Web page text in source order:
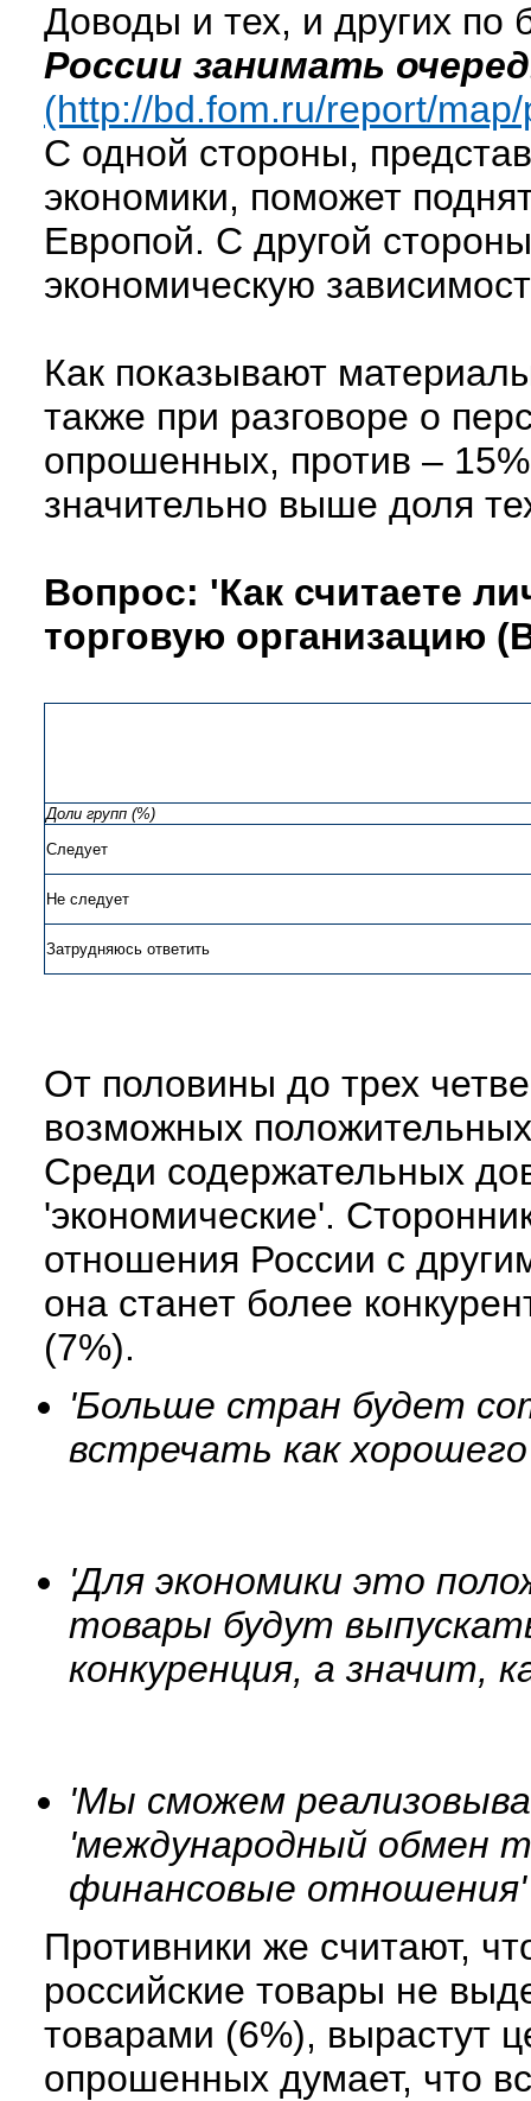
Доводы и тех, и других
России занимать
(http://bd.fom.ru/report/
С одной стороны,
экономики, поможет
Европой. С другой
экономическую
Как показывают
также при разговоре о
опрошенных, против –
значительно выше доля
Вопрос: 'Как считаете
торговую организацию
Доли групп (%)
Следует
Не следует
Затрудняюсь ответить
От половины до трех
возможных
Среди содержательных
'экономические'.
отношения России с
она станет более
(7%).
'Больше стран будет
встречать как
'Для экономики это
товары будут
конкуренция, а значит,
'Мы сможем
'международный обмен
финансовые
Противники же считают,
российские товары не
товарами (6%), вырастут
опрошенных думает, что